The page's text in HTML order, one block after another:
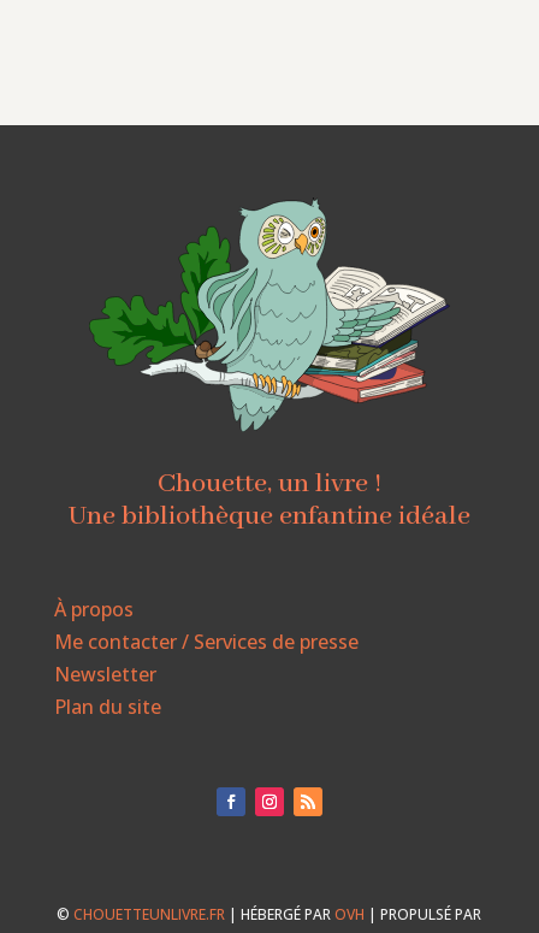
Chouette, un livre !
Une bibliothèque enfantine idéale
À propos
Me contacter / Services de presse
Newsletter
Plan du site
©CHOUETTEUNLIVRE.FR | HÉBERGÉ PAROVH | PROPULSÉ PAR